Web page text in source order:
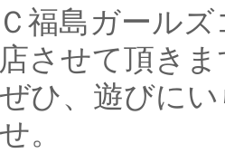
福島ガール
させて頂きま
ひ、遊びに
。